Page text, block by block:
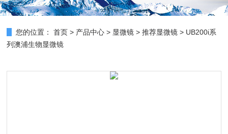
您的位置： 首页 > 产品中心 > 显微镜 >推荐显微镜 > UB200i系
列澳浦生物显微镜